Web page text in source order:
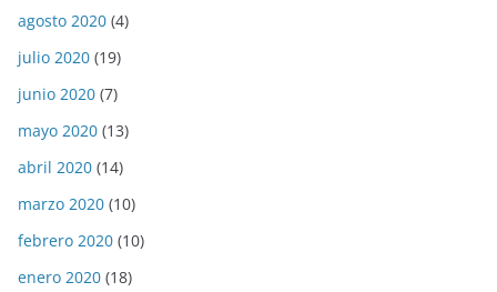
agosto 2020 (4)
julio 2020 (19)
junio 2020 (7)
mayo 2020 (13)
abril 2020 (14)
marzo 2020 (10)
febrero 2020 (10)
enero 2020 (18)